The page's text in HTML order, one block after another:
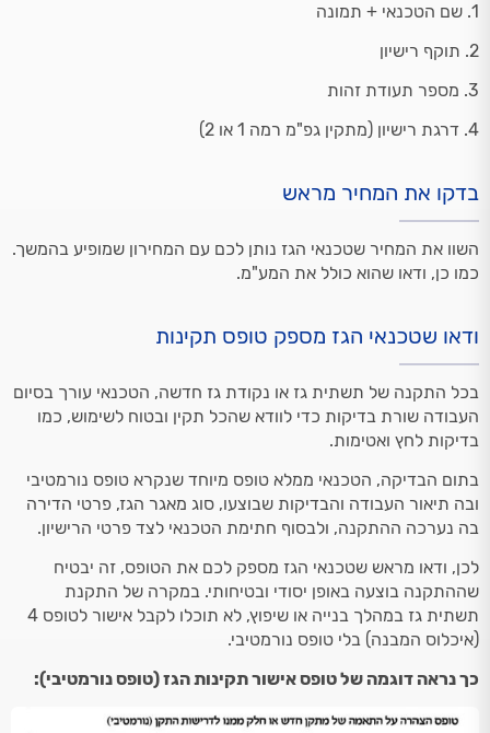
1. שם הטכנאי + תמונה
2. תוקף רישיון
3. מספר תעודת זהות
4. דרגת רישיון (מתקין גפ"מ רמה 1 או 2)
בדקו את המחיר מראש
השוו את המחיר שטכנאי הגז נותן לכם עם המחירון שמופיע בהמשך.
כמו כן, ודאו שהוא כולל את המע"מ.
ודאו שטכנאי הגז מספק טופס תקינות
בכל התקנה של תשתית גז או נקודת גז חדשה, הטכנאי עורך בסיום
העבודה שורת בדיקות כדי לוודא שהכל תקין ובטוח לשימוש, כמו
בדיקות לחץ ואטימות.
בתום הבדיקה, הטכנאי ממלא טופס מיוחד שנקרא טופס נורמטיבי
ובה תיאור העבודה והבדיקות שבוצעו, סוג מאגר הגז, פרטי הדירה
בה נערכה ההתקנה, ולבסוף חתימת הטכנאי לצד פרטי הרישיון.
לכן, ודאו מראש שטכנאי הגז מספק לכם את הטופס, זה יבטיח
שההתקנה בוצעה באופן יסודי ובטיחותי. במקרה של התקנת
תשתית גז במהלך בנייה או שיפוץ, לא תוכלו לקבל אישור לטופס 4
(איכלוס המבנה) בלי טופס נורמטיבי.
כך נראה דוגמה של טופס אישור תקינות הגז (טופס נורמטיבי):